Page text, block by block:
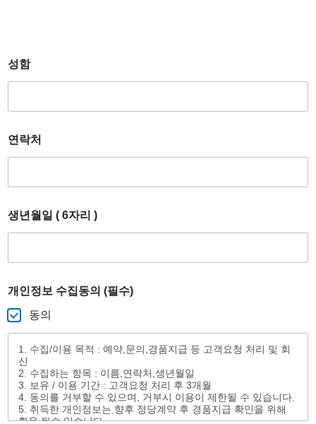
인
정
동
의
)
성함
연락처
생년월일 ( 6자리 )
개인정보 수집동의 (필수)
동의
1. 수집/이용 목적 : 예약,문의,경품지급 등 고객요청 처리 및 회
신
2. 수집하는 항목 : 이름,연락처,생년월일
3. 보유 / 이용 기간 : 고객요청 처리 후 3개월
4. 동의를 거부할 수 있으며, 거부시 이용이 제한될 수 있습니다.
5. 취득한 개인정보는 향후 정당계약 후 경품지급 확인을 위해
활용 될수 있습니다.